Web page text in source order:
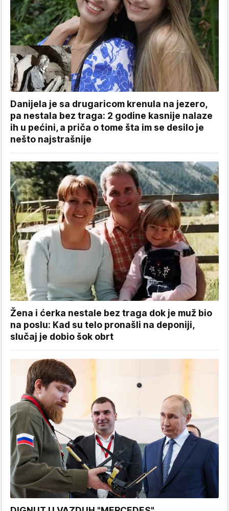
Danijela je sa drugaricom krenula na jezero,
pa nestala bez traga: 2 godine kasnije nalaze
ih u pećini, a priča o tome šta im se desilo je
nešto najstrašnije
Žena i ćerka nestale bez traga dok je muž bio
na poslu: Kad su telo pronašli na deponiji,
slučaj je dobio šok obrt